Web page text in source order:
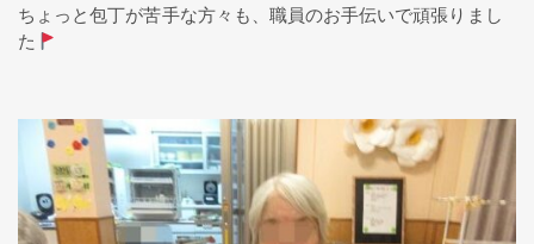
ちょっと包丁が苦手な方々も、職員のお手伝いで頑張りまし
た